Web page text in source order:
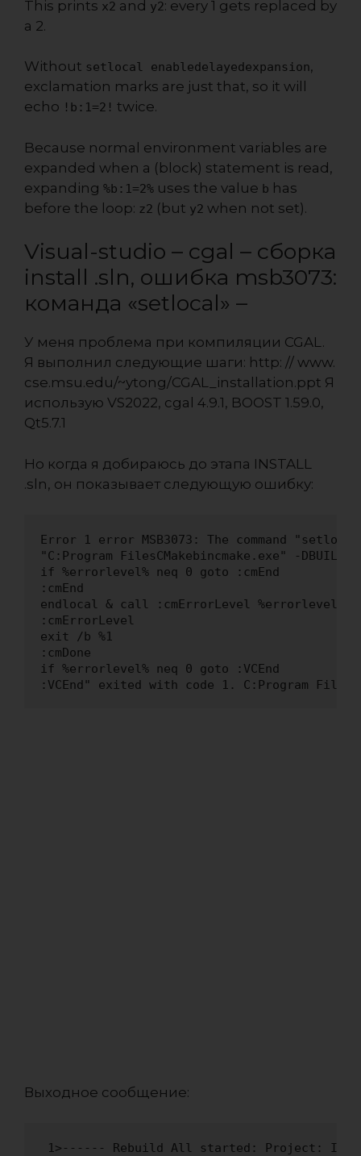
This prints x2 and y2: every 1 gets replaced by
a 2.
Without setlocal enabledelayedexpansion,
exclamation marks are just that, so it will
echo !b:1=2! twice.
Because normal environment variables are
expanded when a (block) statement is read,
expanding %b:1=2% uses the value b has
before the loop: z2 (but y2 when not set).
Visual-studio – cgal – сборка
install .sln, ошибка msb3073:
команда «setlocal» –
У меня проблема при компиляции CGAL. ​​
Я выполнил следующие шаги: http: // www.
cse.msu.edu/~ytong/CGAL_installation.ppt Я
использую VS2022, cgal 4.9.1, BOOST 1.59.0,
Qt5.7.1
Но когда я добираюсь до этапа INSTALL
.sln, он показывает следующую ошибку:
Error 1 error MSB3073: The command "setlocal
"C:Program FilesCMakebincmake.exe" -
if %errorlevel% neq 0 goto :cmEnd
:cmEnd
endlocal & call :cmErrorLevel %errorlevel% &
:cmErrorLevel
exit /b %1
:cmDone
if %errorlevel% neq 0 goto :VCEnd
:VCEnd" exited with code 1. C:Program Files
Выходное сообщение:
1>------ Rebuild All started: Project: